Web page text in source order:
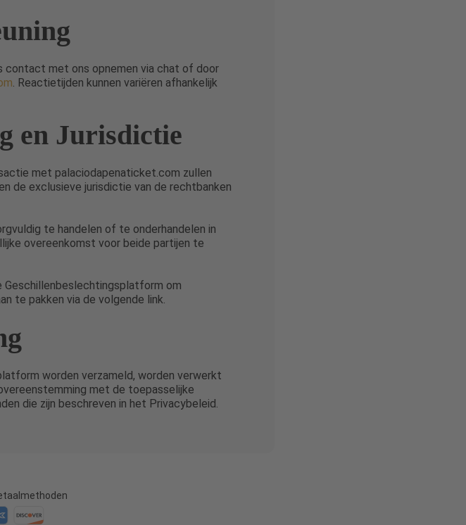
contact met ons opnemen via chat of door
. Reactietijden kunnen variëren afhankelijk
en Jurisdictie
met palaciodapenaticket.com zullen
de exclusieve jurisdictie van de rechtbanken
te handelen of te onderhandelen in
overeenkomst voor beide partijen te
Geschillenbeslechtingsplatform om
te pakken via de volgende link.
worden verzameld, worden verwerkt
met de toepasselijke
die zijn beschreven in het Privacybeleid.